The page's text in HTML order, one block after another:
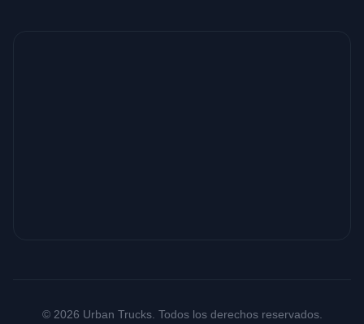
© 2026 Urban Trucks. Todos los derechos reservados.